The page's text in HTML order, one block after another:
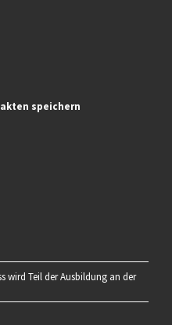
speichern
wird Teil der Ausbildung an der